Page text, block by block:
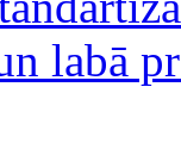
labā